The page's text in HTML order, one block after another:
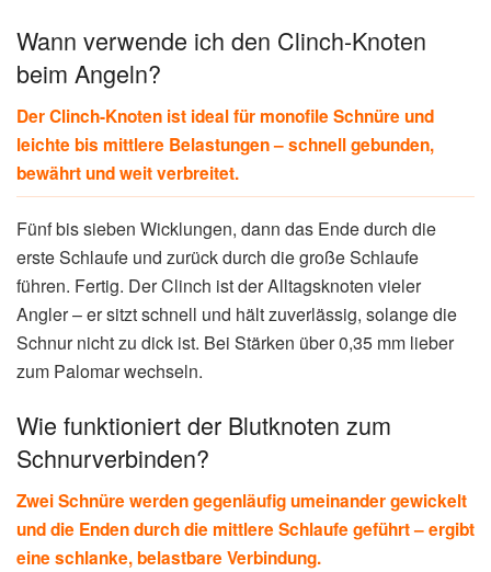
Wann verwende ich den Clinch-Knoten
beim Angeln?
Der Clinch-Knoten ist ideal für monofile Schnüre und
leichte bis mittlere Belastungen – schnell gebunden,
bewährt und weit verbreitet.
Fünf bis sieben Wicklungen, dann das Ende durch die
erste Schlaufe und zurück durch die große Schlaufe
führen. Fertig. Der Clinch ist der Alltagsknoten vieler
Angler – er sitzt schnell und hält zuverlässig, solange die
Schnur nicht zu dick ist. Bei Stärken über 0,35 mm lieber
zum Palomar wechseln.
Wie funktioniert der Blutknoten zum
Schnurverbinden?
Zwei Schnüre werden gegenläufig umeinander gewickelt
und die Enden durch die mittlere Schlaufe geführt – ergibt
eine schlanke, belastbare Verbindung.